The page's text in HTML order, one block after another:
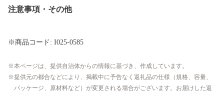
注意事項・その他
※商品コード: I025-0585
本ページは、提供自治体からの情報に基づき、作成しています。
提供元の都合などにより、掲載中に予告なく返礼品の仕様（規格、容量、
パッケージ、原材料など）が変更される場合がございます。お届けした返